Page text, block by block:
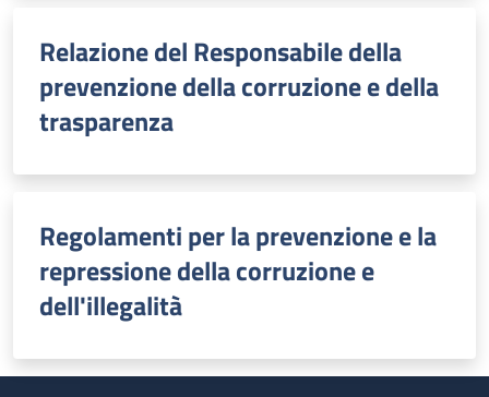
Relazione del Responsabile della
prevenzione della corruzione e della
trasparenza
Regolamenti per la prevenzione e la
repressione della corruzione e
dell'illegalità